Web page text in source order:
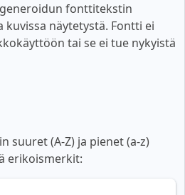
fonttitekstin
näytetystä. Fontti ei
tai se ei tue nykyistä
suuret (A-Z) ja pienet (a-z)
erikoismerkit: